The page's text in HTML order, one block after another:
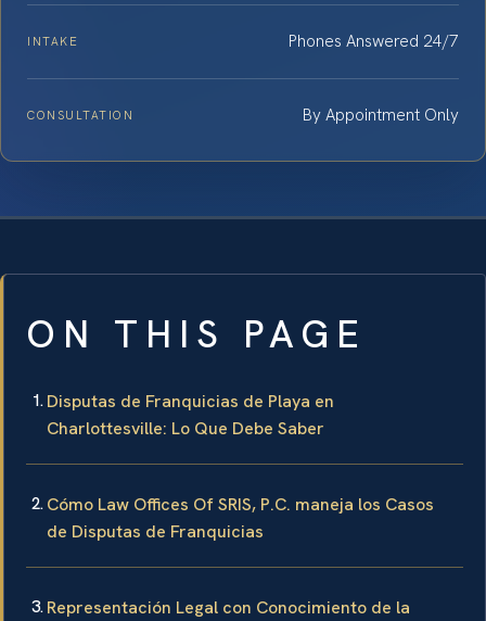
INTAKE Phones Answered 24/7
CONSULTATION By Appointment Only
ON THIS PAGE
Disputas de Franquicias de Playa en
Charlottesville: Lo Que Debe Saber
Cómo Law Offices Of SRIS, P.C. maneja los Casos
de Disputas de Franquicias
Representación Legal con Conocimiento de la